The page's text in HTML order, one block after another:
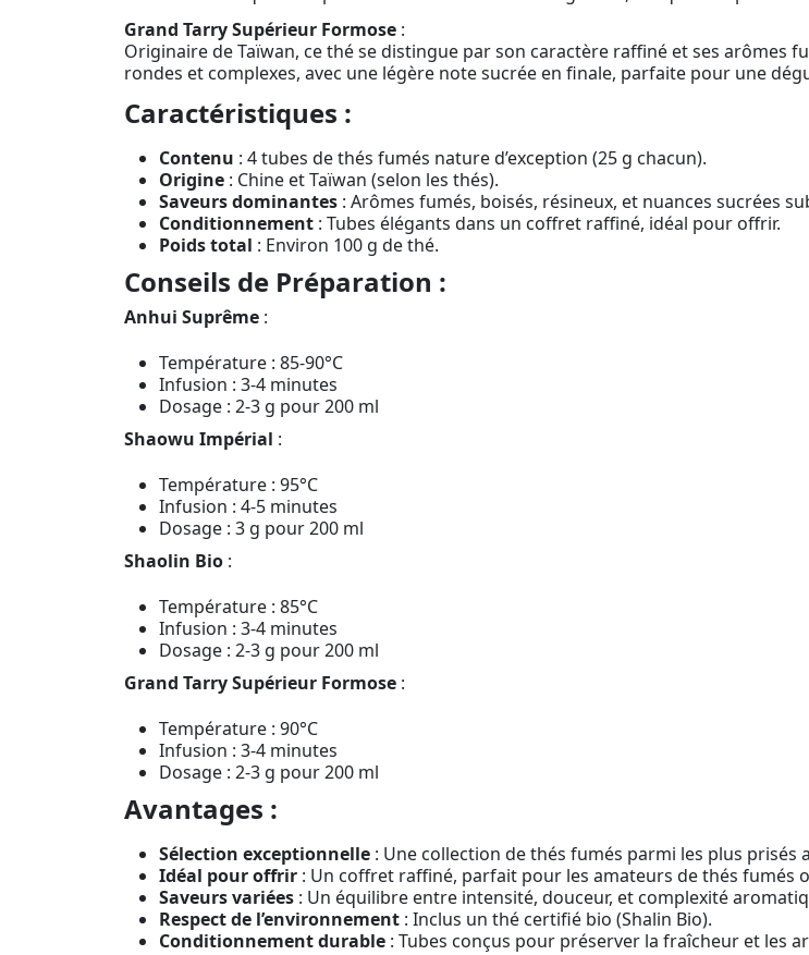
Grand Tarry Supérieur Formose :
Originaire de Taïwan, ce thé se distingue par son caractère raffiné et ses arômes
rondes et complexes, avec une légère note sucrée en finale, parfaite pour une
Caractéristiques :
Contenu : 4 tubes de thés fumés nature d’exception (25 g chacun).
Origine : Chine et Taïwan (selon les thés).
Saveurs dominantes : Arômes fumés, boisés, résineux, et nuances sucrées
Conditionnement : Tubes élégants dans un coffret raffiné, idéal pour offrir.
Poids total : Environ 100 g de thé.
Conseils de Préparation :
Anhui Suprême :
Température : 85-90°C
Infusion : 3-4 minutes
Dosage : 2-3 g pour 200 ml
Shaowu Impérial :
Température : 95°C
Infusion : 4-5 minutes
Dosage : 3 g pour 200 ml
Shaolin Bio :
Température : 85°C
Infusion : 3-4 minutes
Dosage : 2-3 g pour 200 ml
Grand Tarry Supérieur Formose :
Température : 90°C
Infusion : 3-4 minutes
Dosage : 2-3 g pour 200 ml
Avantages :
Sélection exceptionnelle : Une collection de thés fumés parmi les plus prisés
Idéal pour offrir : Un coffret raffiné, parfait pour les amateurs de thés fumés
Saveurs variées : Un équilibre entre intensité, douceur, et complexité
Respect de l’environnement : Inclus un thé certifié bio (Shalin Bio).
Conditionnement durable : Tubes conçus pour préserver la fraîcheur et les